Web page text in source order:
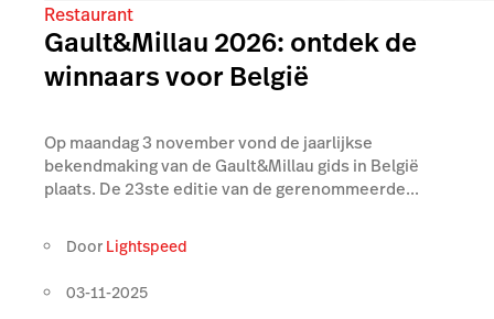
Restaurant
Gault&Millau 2026: ontdek de
winnaars voor België
Op maandag 3 november vond de jaarlijkse
bekendmaking van de Gault&Millau gids in België
plaats. De 23ste editie van de gerenommeerde...
Door Lightspeed
03-11-2025